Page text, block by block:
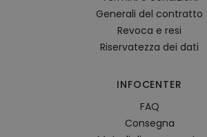
Generali del contratto
Revoca e resi
Riservatezza dei dati
INFOCENTER
FAQ
Consegna